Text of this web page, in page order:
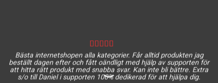
Bästa internetshopen alla kategorier. Får alltid produkten jag
beställt dagen efter och fått oändligt med hjälp av supporten för
att hitta rätt produkt med snabba svar. Kan inte bli bättre. Extra
s/o till Daniel i supporten 100% dedikerad för att hjälpa dig.